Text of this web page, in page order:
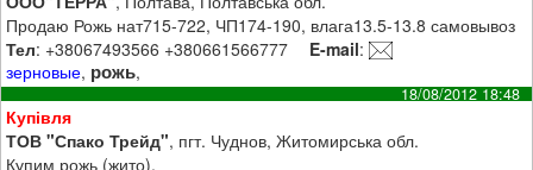
Продаю Рожь нат715-722, ЧП174-190, влага13.5-13.8 самовывоз
Тел: +38067493566 +380661566777 E-mail:
зерновые, рожь,
18/08/2012 18:48
Купівля
ТОВ "Спако Трейд", пгт. Чуднов, Житомирська обл.
Купим рожь (жито).